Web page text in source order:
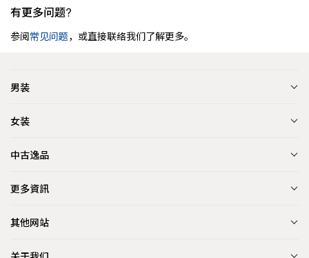
有更多问题?
参阅常见问题，或直接联络我们了解更多。
男装
女装
中古逸品
更多資訊
其他网站